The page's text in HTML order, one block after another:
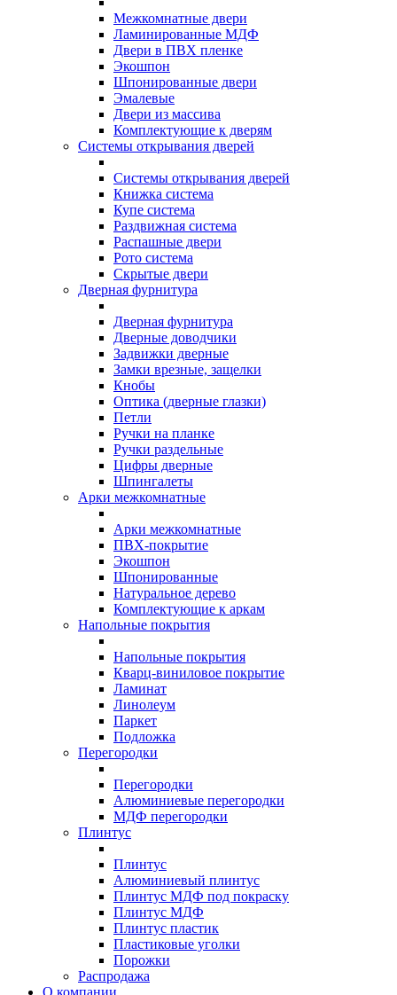
Межкомнатные двери
Ламинированные МДФ
Двери в ПВХ пленке
Экошпон
Шпонированные двери
Эмалевые
Двери из массива
Комплектующие к дверям
Системы открывания дверей
Системы открывания дверей
Книжка система
Купе система
Раздвижная система
Распашные двери
Рото система
Скрытые двери
Дверная фурнитура
Дверная фурнитура
Дверные доводчики
Задвижки дверные
Замки врезные, защелки
Кнобы
Оптика (дверные глазки)
Петли
Ручки на планке
Ручки раздельные
Цифры дверные
Шпингалеты
Арки межкомнатные
Арки межкомнатные
ПВХ-покрытие
Экошпон
Шпонированные
Натуральное дерево
Комплектующие к аркам
Напольные покрытия
Напольные покрытия
Кварц-виниловое покрытие
Ламинат
Линолеум
Паркет
Подложка
Перегородки
Перегородки
Алюминиевые перегородки
МДФ перегородки
Плинтус
Плинтус
Алюминиевый плинтус
Плинтус МДФ под покраску
Плинтус МДФ
Плинтус пластик
Пластиковые уголки
Порожки
Распродажа
О компании